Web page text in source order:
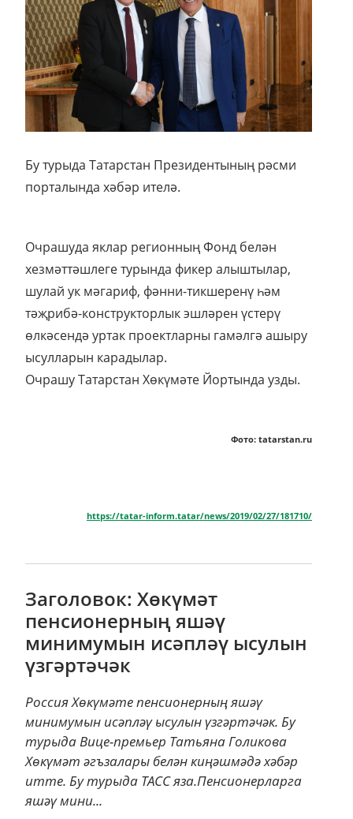
Бу турыда Татарстан Президентының рәсми
порталында хәбәр ителә.
Очрашуда яклар регионның Фонд белән
хезмәттәшлеге турында фикер алыштылар,
шулай ук мәгариф, фәнни-тикшеренү һәм
тәҗрибә-конструкторлык эшләрен үстерү
өлкәсендә уртак проектларны гамәлгә ашыру
ысулларын карадылар.
Очрашу Татарстан Хөкүмәте Йортында узды.
Фото: tatarstan.ru
https://tatar-inform.tatar/news/2019/02/27/181710/
Заголовок: Хөкүмәт
пенсионерның яшәү
минимумын исәпләү ысулын
үзгәртәчәк
Россия Хөкүмәте пенсионерның яшәү
минимумын исәпләү ысулын үзгәртәчәк. Бу
турыда Вице-премьер Татьяна Голикова
Хөкүмәт әгъзалары белән киңәшмәдә хәбәр
итте. Бу турыда ТАСС яза.Пенсионерларга
яшәү мини...